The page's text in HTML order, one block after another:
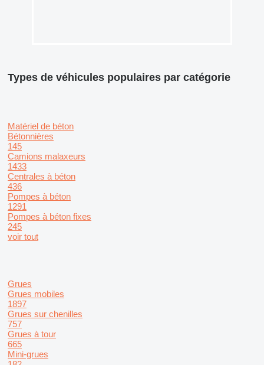
Types de véhicules populaires par catégorie
Matériel de béton
Bétonnières
145
Camions malaxeurs
1433
Centrales à béton
436
Pompes à béton
1291
Pompes à béton fixes
245
voir tout
Grues
Grues mobiles
1897
Grues sur chenilles
757
Grues à tour
665
Mini-grues